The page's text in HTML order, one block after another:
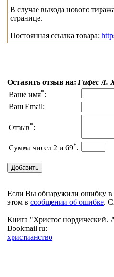
В случае выхода нового
странице.
Постоянная ссылка товара:
Оставить отзыв на: Гифес Л.
Ваше имя*:
Ваш Email:
Отзыв*:
Сумма чисел 2 и 69*:
Если Вы обнаружили ошибку в
этом в сообщении об ошибке.
Книга "Христос нордический.
Bookmail.ru:
христианство